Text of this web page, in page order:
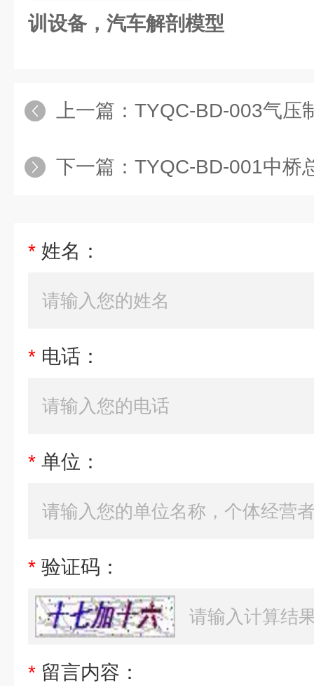
训设备，汽车解剖模型
上一篇： TYQC-BD-003气压制动系统实训
下一篇： TYQC-BD-001中桥总成实训台|*
* 姓名：
* 电话：
* 单位：
* 验证码：
* 留言内容：